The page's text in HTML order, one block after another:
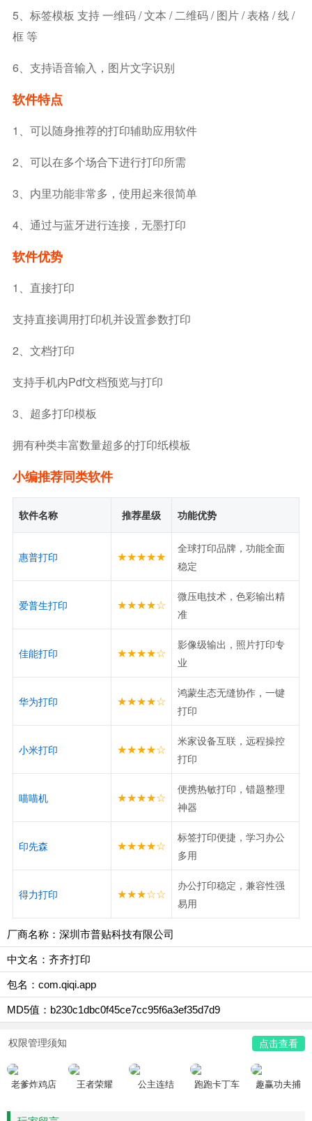
5、标签模板 支持 一维码 / 文本 / 二维码 / 图片 / 表格 / 线 /
框 等
6、支持语音输入，图片文字识别
软件特点
1、可以随身推荐的打印辅助应用软件
2、可以在多个场合下进行打印所需
3、内里功能非常多，使用起来很简单
4、通过与蓝牙进行连接，无墨打印
软件优势
1、直接打印
支持直接调用打印机并设置参数打印
2、文档打印
支持手机内pdf文档预览与打印
3、超多打印模板
拥有种类丰富数量超多的打印纸模板
小编推荐同类软件
软件名称 推荐星级 功能优势
惠普打印 ★★★★★
全球打印品牌，功能全面
稳定
爱普生打印 ★★★★☆
微压电技术，色彩输出精
准
佳能打印 ★★★★☆
影像级输出，照片打印专
业
华为打印 ★★★★☆
鸿蒙生态无缝协作，一键
打印
小米打印 ★★★★☆
米家设备互联，远程操控
打印
喵喵机 ★★★★☆
便携热敏打印，错题整理
神器
印先森 ★★★★☆
标签打印便捷，学习办公
多用
得力打印 ★★★☆☆
办公打印稳定，兼容性强
易用
厂商名称：深圳市普贴科技有限公司
中文名：齐齐打印
包名：com.qiqi.app
MD5值：b230c1dbc0f45ce7cc95f6a3ef35d7d9
权限管理须知 点击查看
老爹炸鸡店
王者荣耀 公主连结 跑跑卡丁车
趣赢功夫捕